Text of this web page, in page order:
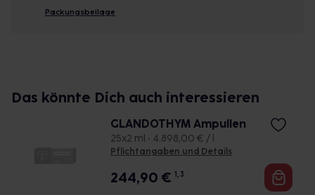
Packungsbeilage
Das könnte Dich auch interessieren
GLANDOTHYM Ampullen
25x2 ml • 4.898,00 € / l
Pflichtangaben und Details
244,90 € 1, 3